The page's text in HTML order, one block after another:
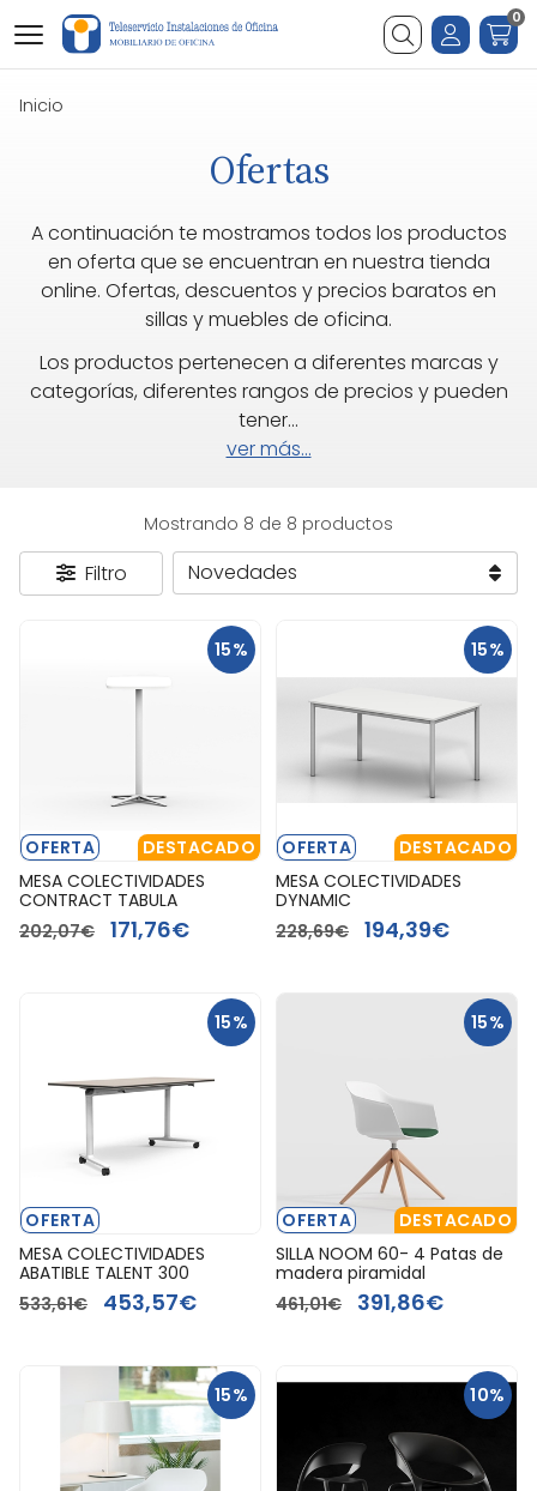
Buscar
0
Inicio
Ofertas
A continuación te mostramos todos los productos
en oferta que se encuentran en nuestra tienda
online. Ofertas, descuentos y precios baratos en
sillas y muebles de oficina.
Los productos pertenecen a diferentes marcas y
categorías, diferentes rangos de precios y pueden
tener...
ver más...
Mostrando 8 de 8 productos
Filtro
15%
OFERTA
DESTACADO
MESA COLECTIVIDADES
CONTRACT TABULA
202,07€
171,76€
15%
OFERTA
DESTACADO
MESA COLECTIVIDADES
DYNAMIC
228,69€
194,39€
15%
OFERTA
MESA COLECTIVIDADES
ABATIBLE TALENT 300
533,61€
453,57€
15%
OFERTA
DESTACADO
SILLA NOOM 60- 4 Patas de
madera piramidal
461,01€
391,86€
15% 10%